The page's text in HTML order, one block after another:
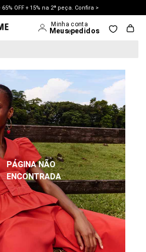
65% OFF + 15% na 2ª peça. Confira >
PRIMAVERA 27. Clique e aproveite.
PÁGINA NÃO
ENCONTRADA